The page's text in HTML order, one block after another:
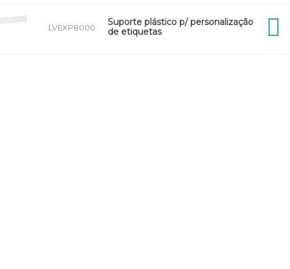
LVEXP8000
Suporte plástico p/ personalização
de etiquetas